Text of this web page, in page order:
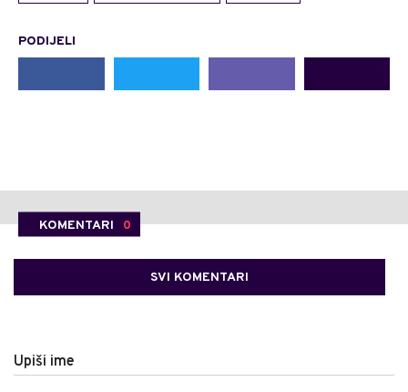
PODIJELI
KOMENTARI 0
SVI KOMENTARI
Upiši ime